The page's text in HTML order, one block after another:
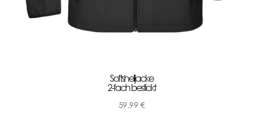
Softshelljacke
2-fach bestickt
59,99 €